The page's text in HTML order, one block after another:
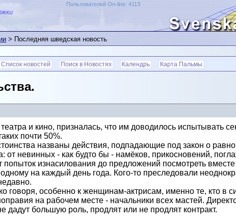
Пользователей On-line: 4113
> Последняя шведская новость
Список новостей Поиск в Новостях Календрь Карта Пальмы
и кино, призналась, что им доводилось испытывать
почти 50%.
названы действия, подпадающие под закон о
от невинных - как будто бы - намёков, прикосновений,
изнасилования до предложений посмотреть
на каждый день года. Кого-то преследовали
говоря, особенно к женщинам-актрисам, именно те, кто в
на рабочем месте - начальники всех мастей.
дадут большую роль, продлят или не продлят контракт.